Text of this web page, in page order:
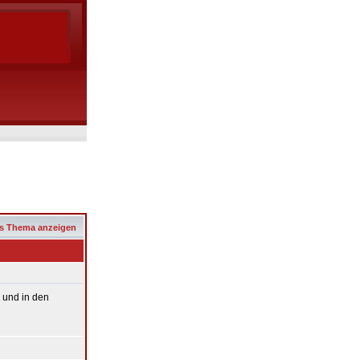
Thema anzeigen
in den